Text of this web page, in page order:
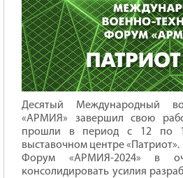
Десятый Международный
«АРМИЯ» завершил свою
прошли в период с 12 по
выставочном центре «Патриот».
Форум «АРМИЯ-2024» в
консолидировать усилия